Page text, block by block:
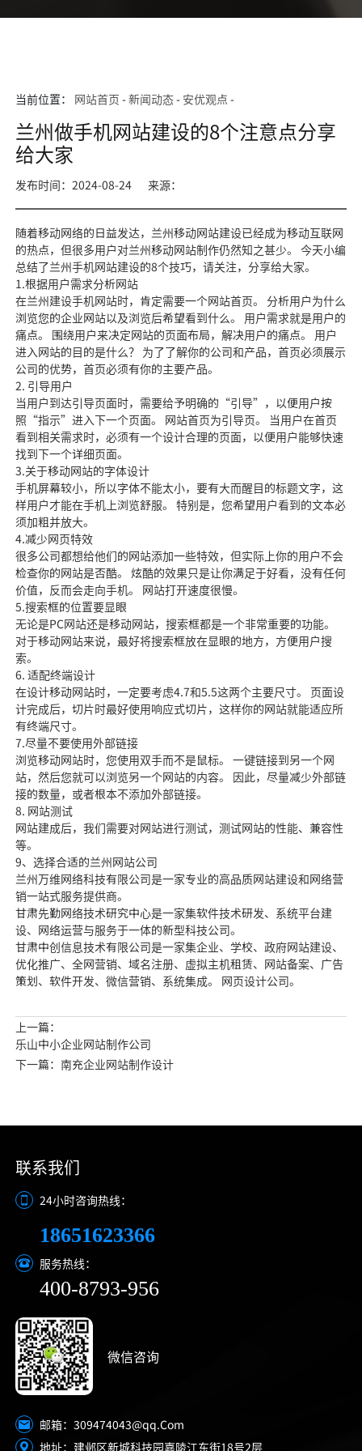
当前位置： 网站首页 -新闻动态- 安优观点 -
兰州做手机网站建设的8个注意点分享
给大家
发布时间：2024-08-24 来源：
随着移动网络的日益发达，兰州移动网站建设已经成为移动互联网
的热点，但很多用户对兰州移动网站制作仍然知之甚少。 今天小编
总结了兰州手机网站建设的8个技巧，请关注，分享给大家。
1.根据用户需求分析网站
在兰州建设手机网站时，肯定需要一个网站首页。 分析用户为什么
浏览您的企业网站以及浏览后希望看到什么。 用户需求就是用户的
痛点。 围绕用户来决定网站的页面布局，解决用户的痛点。 用户
进入网站的目的是什么？ 为了了解你的公司和产品，首页必须展示
公司的优势，首页必须有你的主要产品。
2. 引导用户
当用户到达引导页面时，需要给予明确的“引导”，以便用户按
照“指示”进入下一个页面。 网站首页为引导页。 当用户在首页
看到相关需求时，必须有一个设计合理的页面，以便用户能够快速
找到下一个详细页面。
3.关于移动网站的字体设计
手机屏幕较小，所以字体不能太小，要有大而醒目的标题文字，这
样用户才能在手机上浏览舒服。 特别是，您希望用户看到的文本必
须加粗并放大。
4.减少网页特效
很多公司都想给他们的网站添加一些特效，但实际上你的用户不会
检查你的网站是否酷。 炫酷的效果只是让你满足于好看，没有任何
价值，反而会走向手机。 网站打开速度很慢。
5.搜索框的位置要显眼
无论是PC网站还是移动网站，搜索框都是一个非常重要的功能。
对于移动网站来说，最好将搜索框放在显眼的地方，方便用户搜
索。
6. 适配终端设计
在设计移动网站时，一定要考虑4.7和5.5这两个主要尺寸。 页面设
计完成后，切片时最好使用响应式切片，这样你的网站就能适应所
有终端尺寸。
7.尽量不要使用外部链接
浏览移动网站时，您使用双手而不是鼠标。 一键链接到另一个网
站，然后您就可以浏览另一个网站的内容。 因此，尽量减少外部链
接的数量，或者根本不添加外部链接。
8. 网站测试
网站建成后，我们需要对网站进行测试，测试网站的性能、兼容性
等。
9、选择合适的兰州网站公司
兰州万维网络科技有限公司是一家专业的高品质网站建设和网络营
销一站式服务提供商。
甘肃先勤网络技术研究中心是一家集软件技术研发、系统平台建
设、网络运营与服务于一体的新型科技公司。
甘肃中创信息技术有限公司是一家集企业、学校、政府网站建设、
优化推广、全网营销、域名注册、虚拟主机租赁、网站备案、广告
策划、软件开发、微信营销、系统集成。 网页设计公司。
上一篇：
乐山中小企业网站制作公司
下一篇：南充企业网站制作设计
联系我们
24小时咨询热线：
18651623366
服务热线：
400-8793-956
微信咨询
邮箱： 309474043@qq.Com
地址：建邺区新城科技园嘉陵江东街18号2层